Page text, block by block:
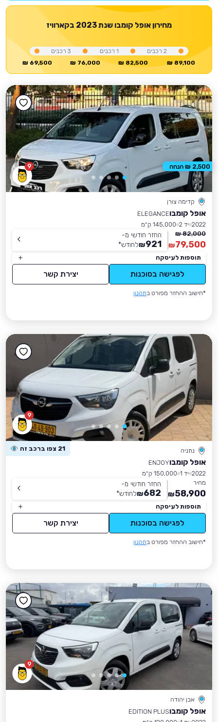
מחירון אופל קומבו שנת 2023 בקארוויז
69,500 ₪
3רכבים
76,000 ₪
1 רכבים
82,500 ₪
2רכבים
89,100 ₪
9
קדימה צורן
אופל קומבוELEGANCE
2022 יד 2
145,000 ק״מ
82,000 ₪
79,500
₪
החזר חודשי מ-
921
₪לחודש*
תוספות לעיסקה
לפגישה בסוכנות יצירת קשר
*חישוב ההחזר מפורט בתקנון
2,500 ₪ הנחה
9
נתניה 21 צפו ברכב זה
אופל קומבוENJOY
2022 יד 1
150,000 ק״מ
מחיר
58,900
₪
החזר חודשי מ-
682
₪לחודש*
תוספות לעיסקה
לפגישה בסוכנות יצירת קשר
*חישוב ההחזר מפורט בתקנון
9
אבן יהודה
אופל קומבוEDITION PLUS